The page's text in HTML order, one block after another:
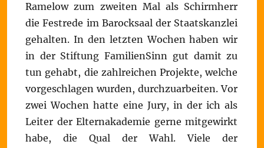
Ramelow zum zweiten Mal als Schirmherr
die Festrede im Barocksaal der Staatskanzlei
gehalten. In den letzten Wochen haben wir
in der Stiftung FamilienSinn gut damit zu
tun gehabt, die zahlreichen Projekte, welche
vorgeschlagen wurden, durchzuarbeiten. Vor
zwei Wochen hatte eine Jury, in der ich als
Leiter der Elternakademie gerne mitgewirkt
habe, die Qual der Wahl.Viele der